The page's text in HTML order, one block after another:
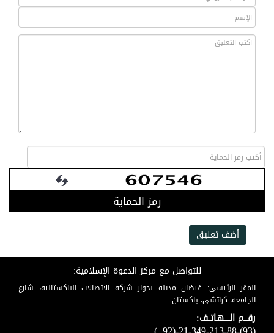
رمز الحماية
أضف تعليق
للتواصل مع مركز الدعوة الإسلامية:
المقر الرئيسي: فيضان مدينة بجوار شركة الاتصالات الباكستانية، شارع
الجامعة، كراتشي، باكستان
رقـــم الـــــهـاتــف: